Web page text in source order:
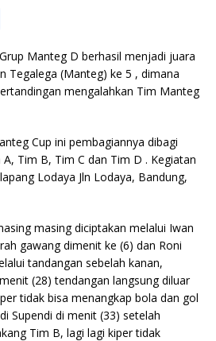
a
c
e
o
o
Grup Manteg D berhasil menjadi juara
Tegalega (Manteg) ke 5 , dimana
mengalahkan Tim Manteg
Cup ini pembagiannya dibagi
Tim B, Tim C dan Tim D . Kegiatan
Lodaya Jln Lodaya, Bandung,
masing diciptakan melalui Iwan
gawang dimenit ke (6) dan Roni
tandangan sebelah kanan,
(28) tendangan langsung diluar
tidak bisa menangkap bola dan gol
Supendi di menit (33) setelah
Tim B, lagi lagi kiper tidak